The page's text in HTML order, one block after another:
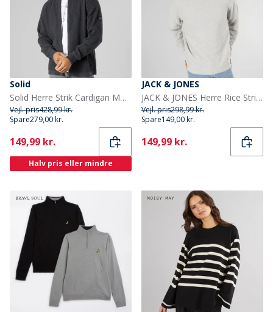
Solid
Solid Herre Strik Cardigan Mørk Grå Marl Dar Grey M
Vejl. pris428,99 kr.
Spare279,00 kr.
Current
149,99 kr.
Halv pris eller mindre
JACK & JONES
JACK & JONES Herre Rice Strikket Jumper Lys Grå
Vejl. pris298,99 kr.
Spare149,00 kr.
Current
149,99 kr.